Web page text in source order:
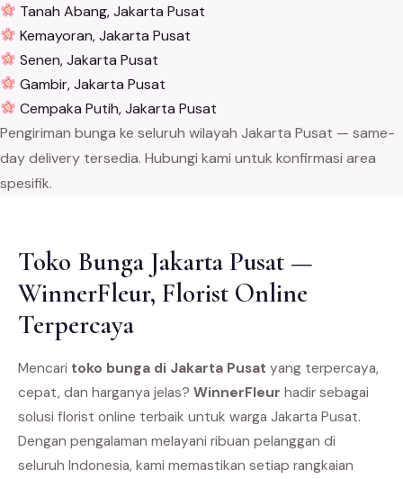
Tanah Abang, Jakarta Pusat
Kemayoran, Jakarta Pusat
Senen, Jakarta Pusat
Gambir, Jakarta Pusat
Cempaka Putih, Jakarta Pusat
Pengiriman bunga ke seluruh wilayah Jakarta Pusat — same-
day delivery tersedia. Hubungi kami untuk konfirmasi area
spesifik.
Toko Bunga Jakarta Pusat —
WinnerFleur, Florist Online
Terpercaya
Mencari toko bunga di Jakarta Pusat yang terpercaya,
cepat, dan harganya jelas? WinnerFleur hadir sebagai
solusi florist online terbaik untuk warga Jakarta Pusat.
Dengan pengalaman melayani ribuan pelanggan di
seluruh Indonesia, kami memastikan setiap rangkaian